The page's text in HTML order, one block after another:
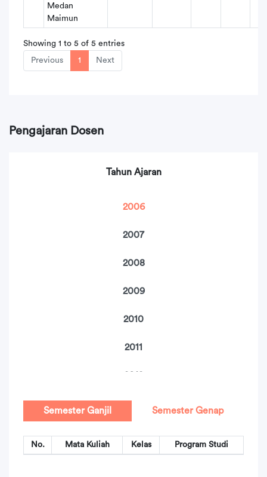
Medan
Maimun
Showing 1 to 5 of 5 entries
Previous
1 Next
Pengajaran Dosen
Tahun Ajaran
2006
2007
2008
2009
2010
2011
2013
Semester Ganjil Semester Genap
No. Mata Kuliah Kelas Program Studi